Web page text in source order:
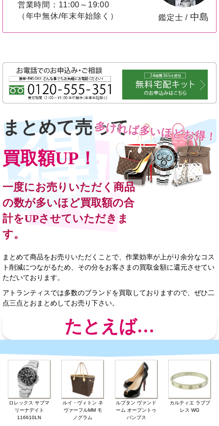
営業時間：11:00～19:00
（年中無休/年末年始除く）
鑑定士 / 中島
まとめて売って
買取額UP！
多ければ多いほどお得！
一度にお売りいただく商品
の数が多いほど買取額の合
計をUPさせていただきま
す。
まとめて商品をお売りいただくことで、作業効率が上がり余分なコス
ト削減につながるため、その分をお客さまの買取金額に還元させてい
ただいております。
アトランティスでは多数のブランドを買取しておりますので、ぜひ二
点三点とおまとめしてお売り下さい。
たとえば…
ロレックス サブマ
リーナデイト
116610LN
ルイ・ヴィトン ネ
ヴァーフルMM モ
ノグラム
ルブタン ヴァンド
ーム オープントゥ
パンプス
カルティエ ラブブ
レス WG